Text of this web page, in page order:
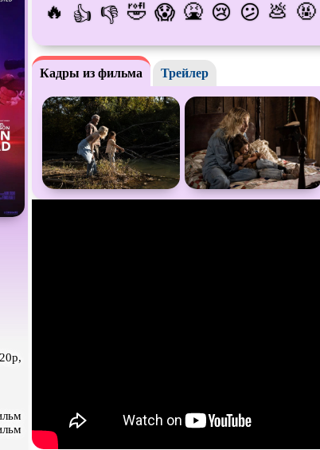
Про ведьм Про викингов
Про гонки Про деревню
Про животных Про зомби
Про космос Про любовь
Про оборотней Про пиратов
Про роботов Про рыцарей
Про снайперов Про супергероев
🔥 👍 👎 🤣 😱 🤮 😢 😕 💩 🤬
Кадры из фильма Трейлер